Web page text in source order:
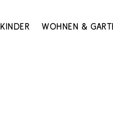
Kinder Wohnen &